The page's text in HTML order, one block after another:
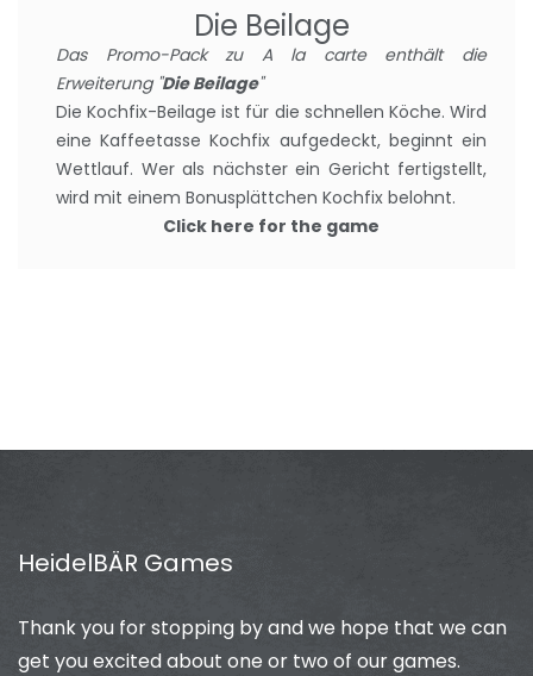
Die Beilage
Das Promo-Pack zu A la carte enthält die
Erweiterung "Die Beilage"
Die Kochfix-Beilage ist für die schnellen Köche. Wird
eine Kaffeetasse Kochfix aufgedeckt, beginnt ein
Wettlauf. Wer als nächster ein Gericht fertigstellt,
wird mit einem Bonusplättchen Kochfix belohnt.
Click here for the game
HeidelBÄR Games
Thank you for stopping by and we hope that we can
get you excited about one or two of our games.